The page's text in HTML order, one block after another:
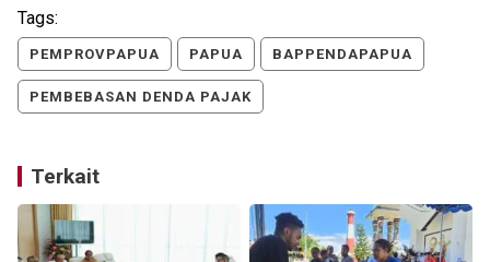
Tags:
PEMPROVPAPUA PAPUA BAPPENDAPAPUA
PEMBEBASAN DENDA PAJAK
Terkait